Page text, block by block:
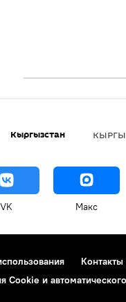
Кыргызстан
VK Макс
Контакты
Cookie и